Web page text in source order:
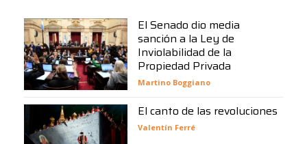
El Senado dio media
sanción a la Ley de
Inviolabilidad de la
Propiedad Privada
Martino Boggiano
El canto de las revoluciones
Valentín Ferré